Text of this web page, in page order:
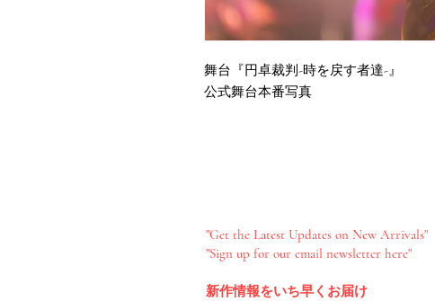
舞台『円卓裁判-時を戻す者達-』
公式舞台本番写真
"Get the Latest Updates on New Arrivals"
"Sign up for our email newsletter here"
新作情報をいち早くお届け​